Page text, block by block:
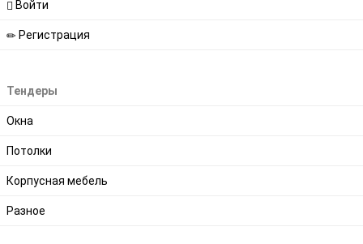
Войти
Регистрация
Тендеры
Окна
Потолки
Корпусная мебель
Разное